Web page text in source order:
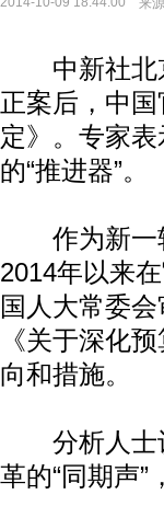
来源
中新社北京
正案后，中
定》。专家
的“推进器”。
作为新一轮
2014年以来
国人大常委
《关于深化
向和措施。
分析人士认
革的“同期声”